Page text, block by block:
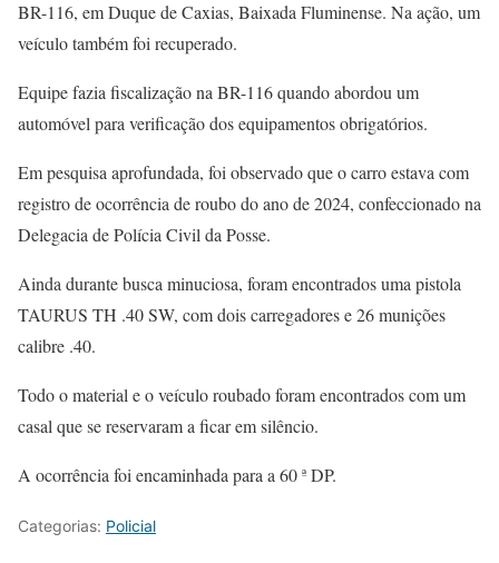
BR-116, em Duque de Caxias, Baixada Fluminense. Na ação, um
veículo também foi recuperado.
Equipe fazia fiscalização na BR-116 quando abordou um
automóvel para verificação dos equipamentos obrigatórios.
Em pesquisa aprofundada, foi observado que o carro estava com
registro de ocorrência de roubo do ano de 2024, confeccionado na
Delegacia de Polícia Civil da Posse.
Ainda durante busca minuciosa, foram encontrados uma pistola
TAURUS TH .40 SW, com dois carregadores e 26 munições
calibre .40.
Todo o material e o veículo roubado foram encontrados com um
casal que se reservaram a ficar em silêncio.
A ocorrência foi encaminhada para a 60 ª DP.
Categorias: Policial